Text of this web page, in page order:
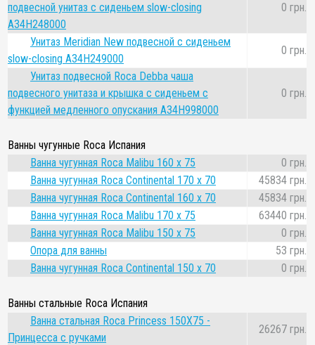
подвесной унитаз с сиденьем slow-closing
A34H248000
0 грн.
Унитаз Meridian New подвесной с сиденьем
slow-closing A34H249000
0 грн.
Унитаз подвесной Roca Debba чаша
подвесного унитаза и крышка с сиденьем с
функцией медленного опускания A34H998000
0 грн.
Ванны чугунные Roca Испания
Ванна чугунная Roca Malibu 160 x 75
0 грн.
Ванна чугунная Roca Continental 170 x 70
45834 грн.
Ванна чугунная Roca Continental 160 x 70
45834 грн.
Ванна чугунная Roca Malibu 170 x 75
63440 грн.
Ванна чугунная Roca Malibu 150 x 75
0 грн.
Опора для ванны
53 грн.
Ванна чугунная Roca Continental 150 x 70
0 грн.
Ванны стальные Roca Испания
Ванна стальная Roca Princess 150Х75 -
Принцесса с ручками
26267 грн.